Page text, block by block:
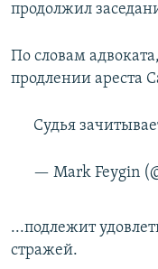
продолжил
По словам
продлении ареста
Судья
— Mark Feygin
...подлежит
стражей.